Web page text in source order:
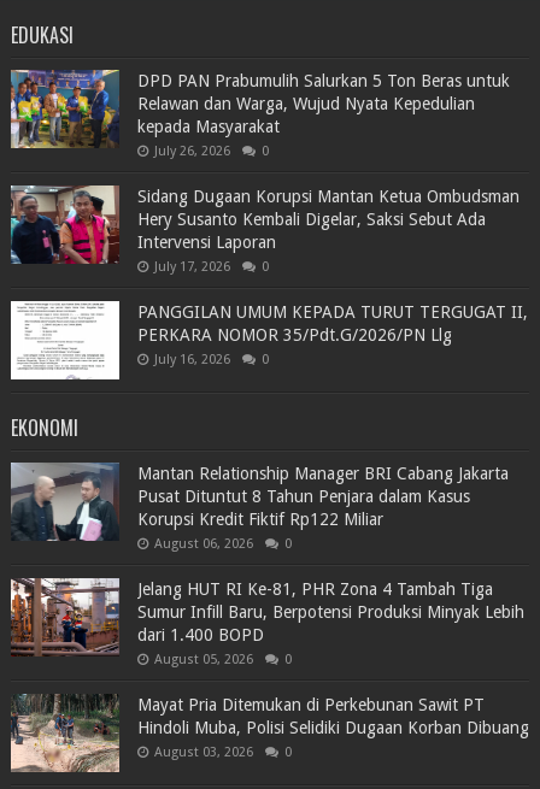
EDUKASI
DPD PAN Prabumulih Salurkan 5 Ton Beras untuk
Relawan dan Warga, Wujud Nyata Kepedulian
kepada Masyarakat
July 26, 2026 0
Sidang Dugaan Korupsi Mantan Ketua Ombudsman
Hery Susanto Kembali Digelar, Saksi Sebut Ada
Intervensi Laporan
July 17, 2026 0
PANGGILAN UMUM KEPADA TURUT TERGUGAT II,
PERKARA NOMOR 35/Pdt.G/2026/PN Llg
July 16, 2026 0
EKONOMI
Mantan Relationship Manager BRI Cabang Jakarta
Pusat Dituntut 8 Tahun Penjara dalam Kasus
Korupsi Kredit Fiktif Rp122 Miliar
August 06, 2026 0
Jelang HUT RI Ke-81, PHR Zona 4 Tambah Tiga
Sumur Infill Baru, Berpotensi Produksi Minyak Lebih
dari 1.400 BOPD
August 05, 2026 0
Mayat Pria Ditemukan di Perkebunan Sawit PT
Hindoli Muba, Polisi Selidiki Dugaan Korban Dibuang
August 03, 2026 0